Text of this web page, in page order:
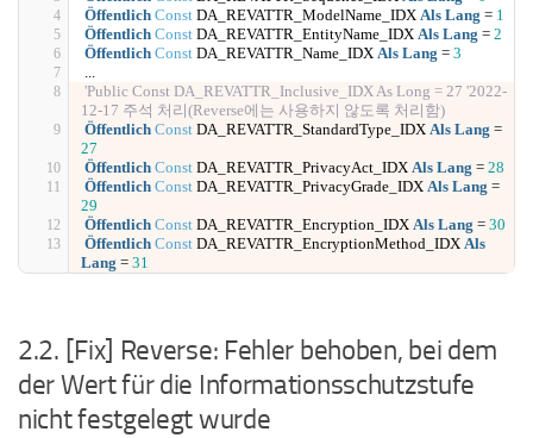
Öffentlich Const DA_REVATTR_ModelName_IDX Als Lang = 1
Öffentlich Const DA_REVATTR_EntityName_IDX Als Lang = 2
Öffentlich Const DA_REVATTR_Name_IDX Als Lang = 3
...
'Public Const DA_REVATTR_Inclusive_IDX As Long = 27 '2022-
12-17 주석 처리(Reverse에는 사용하지 않도록 처리함)
Öffentlich Const DA_REVATTR_StandardType_IDX Als Lang
27
Öffentlich Const DA_REVATTR_PrivacyAct_IDX Als Lang = 28
Öffentlich Const DA_REVATTR_PrivacyGrade_IDX Als Lang
29
Öffentlich Const DA_REVATTR_Encryption_IDX Als Lang = 30
Öffentlich Const DA_REVATTR_EncryptionMethod_IDX Als
Lang = 31
2.2. [Fix] Reverse: Fehler behoben, bei dem
der Wert für die Informationsschutzstufe
nicht festgelegt wurde